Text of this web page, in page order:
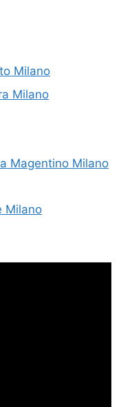
Milano
Milano
Magentino Milano
Milano